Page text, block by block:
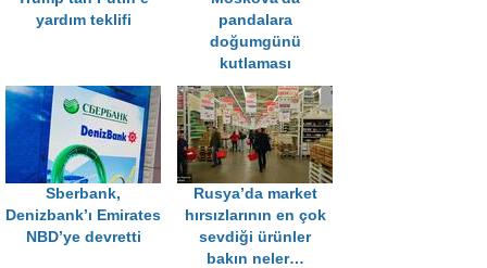
yardım teklifi
pandalara
doğumgünü
kutlaması
Sberbank,
Denizbank’ı Emirates
NBD’ye devretti
Rusya’da market
hırsızlarının en çok
sevdiği ürünler
bakın neler…